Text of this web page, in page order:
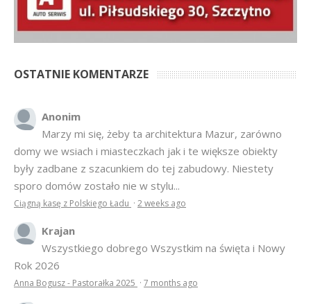
OSTATNIE KOMENTARZE
Anonim
Marzy mi się, żeby ta architektura Mazur, zarówno
domy we wsiach i miasteczkach jak i te większe obiekty
były zadbane z szacunkiem do tej zabudowy. Niestety
sporo domów zostało nie w stylu...
Ciągną kasę z Polskiego Ładu · 2 weeks ago
Krajan
Wszystkiego dobrego Wszystkim na święta i Nowy
Rok 2026
Anna Bogusz - Pastorałka 2025 · 7 months ago